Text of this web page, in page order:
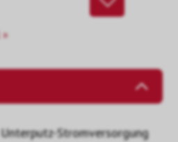
»
Stromversorgung